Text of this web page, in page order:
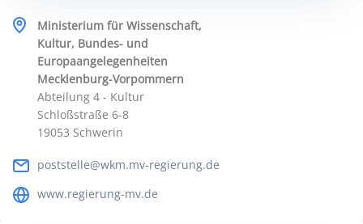
Ministerium für Wissenschaft,
Kultur, Bundes- und
Europaangelegenheiten
Mecklenburg-Vorpommern
Abteilung 4 - Kultur
Schloßstraße 6-8
19053 Schwerin
poststelle@wkm.mv-regierung.de
www.regierung-mv.de